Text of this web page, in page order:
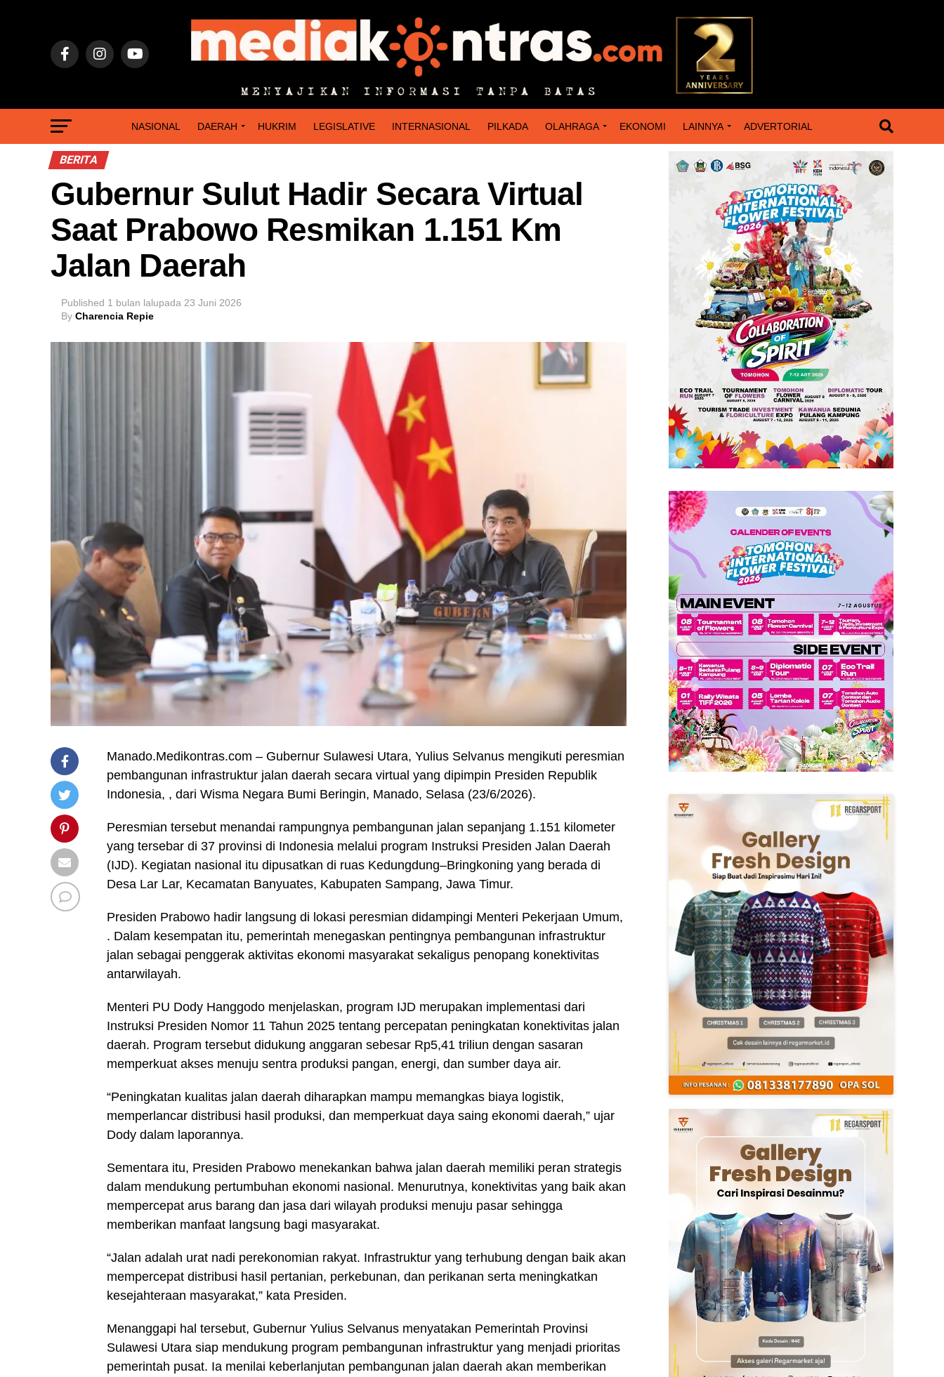
NASIONAL DAERAH HUKRIM LEGISLATIVE INTERNASIONAL PILKADA OLAHRAGA EKONOMI LAINNYA ADVERTORIAL
BERITA
Gubernur Sulut Hadir Secara Virtual
Saat Prabowo Resmikan 1.151 Km
Jalan Daerah
Published 1 bulan lalupada 23 Juni 2026
By Charencia Repie
Manado.Medikontras.com – Gubernur Sulawesi Utara, Yulius Selvanus mengikuti peresmian
pembangunan infrastruktur jalan daerah secara virtual yang dipimpin Presiden Republik
Indonesia, , dari Wisma Negara Bumi Beringin, Manado, Selasa (23/6/2026).
Peresmian tersebut menandai rampungnya pembangunan jalan sepanjang 1.151 kilometer
yang tersebar di 37 provinsi di Indonesia melalui program Instruksi Presiden Jalan Daerah
(IJD). Kegiatan nasional itu dipusatkan di ruas Kedungdung–Bringkoning yang berada di
Desa Lar Lar, Kecamatan Banyuates, Kabupaten Sampang, Jawa Timur.
Presiden Prabowo hadir langsung di lokasi peresmian didampingi Menteri Pekerjaan Umum,
. Dalam kesempatan itu, pemerintah menegaskan pentingnya pembangunan infrastruktur
jalan sebagai penggerak aktivitas ekonomi masyarakat sekaligus penopang konektivitas
antarwilayah.
Menteri PU Dody Hanggodo menjelaskan, program IJD merupakan implementasi dari
Instruksi Presiden Nomor 11 Tahun 2025 tentang percepatan peningkatan konektivitas jalan
daerah. Program tersebut didukung anggaran sebesar Rp5,41 triliun dengan sasaran
memperkuat akses menuju sentra produksi pangan, energi, dan sumber daya air.
“Peningkatan kualitas jalan daerah diharapkan mampu memangkas biaya logistik,
memperlancar distribusi hasil produksi, dan memperkuat daya saing ekonomi daerah,” ujar
Dody dalam laporannya.
Sementara itu, Presiden Prabowo menekankan bahwa jalan daerah memiliki peran strategis
dalam mendukung pertumbuhan ekonomi nasional. Menurutnya, konektivitas yang baik akan
mempercepat arus barang dan jasa dari wilayah produksi menuju pasar sehingga
memberikan manfaat langsung bagi masyarakat.
“Jalan adalah urat nadi perekonomian rakyat. Infrastruktur yang terhubung dengan baik akan
mempercepat distribusi hasil pertanian, perkebunan, dan perikanan serta meningkatkan
kesejahteraan masyarakat,” kata Presiden.
Menanggapi hal tersebut, Gubernur Yulius Selvanus menyatakan Pemerintah Provinsi
Sulawesi Utara siap mendukung program pembangunan infrastruktur yang menjadi prioritas
pemerintah pusat. Ia menilai keberlanjutan pembangunan jalan daerah akan memberikan